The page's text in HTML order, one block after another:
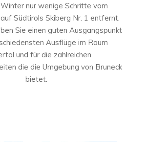
nur wenige Schritte vom
Südtirols Skiberg Nr. 1 entfernt.
Sie einen guten Ausgangspunkt
Ausflüge im Raum
und für die zahlreichen
die die Umgebung von Bruneck
bietet.